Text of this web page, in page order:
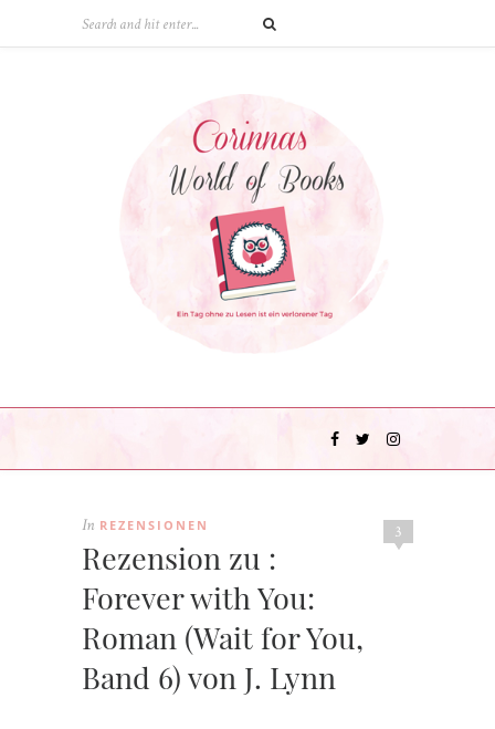
3
In REZENSIONEN
Rezension zu :
Forever with You:
Roman (Wait for You,
Band 6) von J. Lynn